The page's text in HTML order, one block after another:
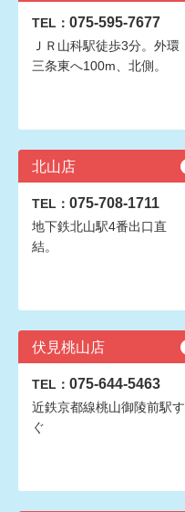
TEL： 075-595-7677
ＪＲ山科駅徒歩3分。外環
三条東へ100m、北側。
北山店
TEL： 075-708-1711
地下鉄北山駅4番出口直
結。
伏見桃山店
TEL： 075-644-5463
近鉄京都線桃山御陵前駅す
ぐ